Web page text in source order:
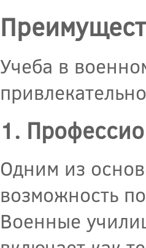
Учеба в
1.
Одним из
возможность
Военные